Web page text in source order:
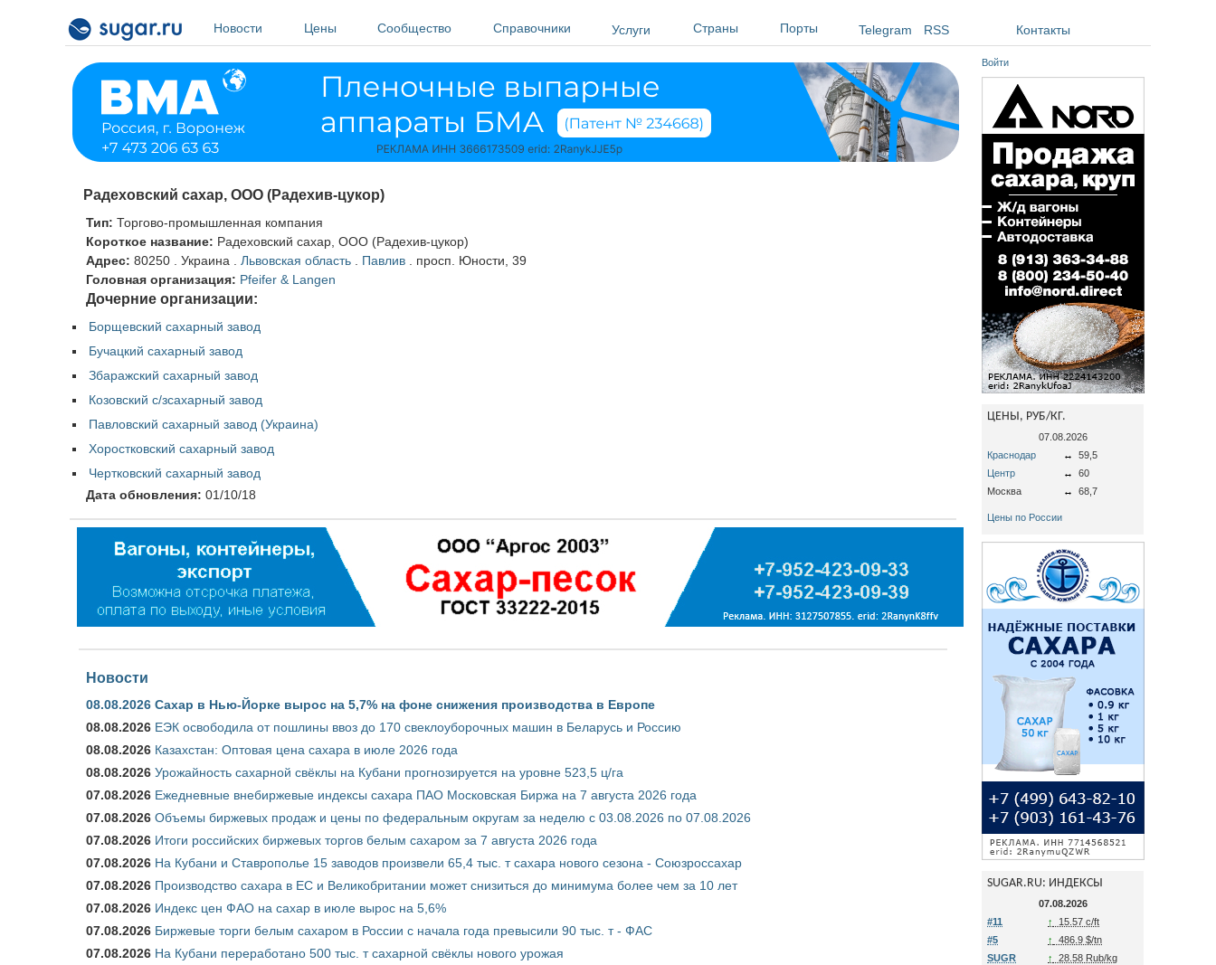
Новости
Цены Сообщество Справочники Услуги Страны Порты Telegram RSS Контакты
Радеховский сахар, ООО (Радехив-цукор)
Тип: Торгово-промышленная компания
Короткое название: Радеховский сахар, ООО (Радехив-цукор)
Адрес: 80250 Украина Львовская область Павлив
просп. Юности, 39
Головная организация: Pfeifer & Langen
Дочерние организации:
Борщевский сахарный завод
Бучацкий сахарный завод
Збаражский сахарный завод
Козовский с/зсахарный завод
Павловский сахарный завод (Украина)
Хоростковский сахарный завод
Чертковский сахарный завод
Дата обновления: 01/10/18
Новости
08.08.2026 Сахар в Нью-Йорке вырос на 5,7% на фоне снижения производства в Европе
08.08.2026 ЕЭК освободила от пошлины ввоз до 170 свеклоуборочных машин в Беларусь и Россию
08.08.2026 Казахстан: Оптовая цена сахара в июле 2026 года
08.08.2026 Урожайность сахарной свёклы на Кубани прогнозируется на уровне 523,5 ц/га
07.08.2026 Ежедневные внебиржевые индексы сахара ПАО Московская Биржа на 7 августа 2026 года
07.08.2026 Объемы биржевых продаж и цены по федеральным округам за неделю с 03.08.2026 по 07.08.2026
07.08.2026 Итоги российских биржевых торгов белым сахаром за 7 августа 2026 года
07.08.2026 На Кубани и Ставрополье 15 заводов произвели 65,4 тыс. т сахара нового сезона - Союзроссахар
07.08.2026 Производство сахара в ЕС и Великобритании может снизиться до минимума более чем за 10 лет
07.08.2026 Индекс цен ФАО на сахар в июле вырос на 5,6%
07.08.2026 Биржевые торги белым сахаром в России с начала года превысили 90 тыс. т - ФАС
07.08.2026 На Кубани переработано 500 тыс. т сахарной свёклы нового урожая
Войти
ЦЕНЫ, РУБ/КГ.
07.08.2026
Краснодар
↔
59,5
Центр
↔
60
Москва
↔ 68,7
Цены по России
SUGAR.RU: ИНДЕКСЫ
07.08.2026
#11
↑
15.57 c/ft
#5
↑
486.9 $/tn
SUGR
↑
28.58 Rub/kg